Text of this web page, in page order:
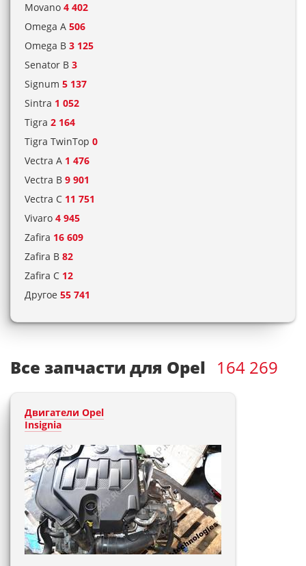
Movano 4 402
Omega A 506
Omega B 3 125
Senator B 3
Signum 5 137
Sintra 1 052
Tigra 2 164
Tigra TwinTop 0
Vectra A 1 476
Vectra B 9 901
Vectra C 11 751
Vivaro 4 945
Zafira 16 609
Zafira B 82
Zafira C 12
Другое 55 741
Все запчасти для Opel 164 269
Двигатели Opel
Insignia